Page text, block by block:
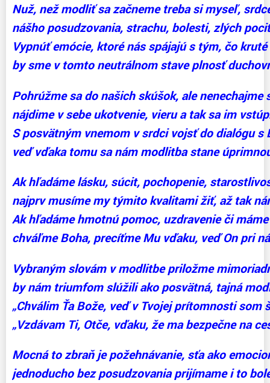
Nuž, než modliť sa začneme treba si myseľ,
nášho posudzovania, strachu, bolesti, zlých
Vypnúť emócie, ktoré nás spájajú s tým, čo
by sme v tomto neutrálnom stave plnosť
Pohrúžme sa do našich skúšok, ale
nájdime v sebe ukotvenie, vieru a tak sa im
S posvätným vnemom v srdci vojsť do dialógu s
veď vďaka tomu sa nám modlitba stane
Ak hľadáme lásku, súcit, pochopenie,
najprv musíme my týmito kvalitami žiť, až tak
Ak hľadáme hmotnú pomoc, uzdravenie či
chváľme Boha, precíťme Mu vďaku, veď On pri
Vybraným slovám v modlitbe priložme
by nám triumfom slúžili ako posvätná, tajná
„Chválim Ťa Bože, veď v Tvojej prítomnosti som
„Vzdávam Ti, Otče, vďaku, že ma bezpečne na
Mocná to zbraň je požehnávanie, sťa ako
jednoducho bez posudzovania prijímame i to